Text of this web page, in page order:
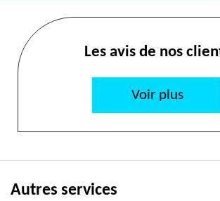
Les avis de nos
Voir plus
Autres services